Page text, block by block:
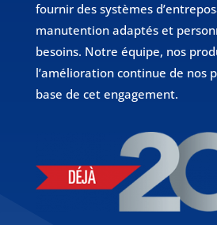
fournir des systèmes
manutention adaptés et
besoins. Notre équipe, nos
l’amélioration continue de nos
base de cet engagement.